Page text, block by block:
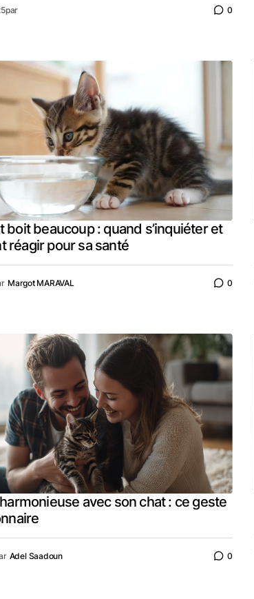
par 0
boit beaucoup : quand s’inquiéter et
réagir pour sa santé
Margot MARAVAL 0
avec son chat : ce geste
Adel Saadoun 0